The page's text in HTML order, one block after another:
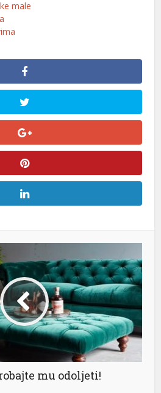
male
mu odoljeti!